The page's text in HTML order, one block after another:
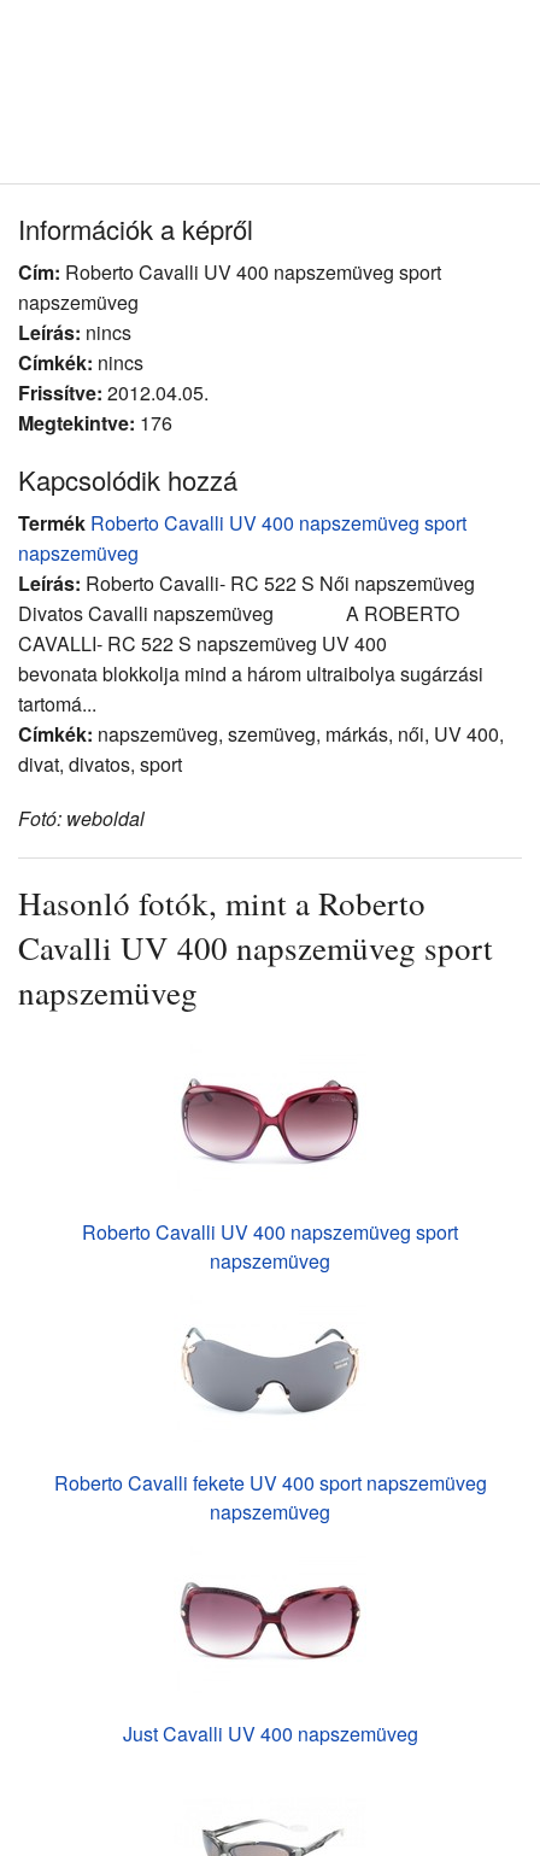
Információk a képről
Cím: Roberto Cavalli UV 400 napszemüveg sport
napszemüveg
Leírás: nincs
Címkék: nincs
Frissítve: 2012.04.05.
Megtekintve: 176
Kapcsolódik hozzá
Termék Roberto Cavalli UV 400 napszemüveg sport
napszemüveg
Leírás: Roberto Cavalli- RC 522 S Női napszemüveg
Divatos Cavalli napszemüveg A ROBERTO
CAVALLI- RC 522 S napszemüveg UV 400
bevonata blokkolja mind a három ultraibolya sugárzási
tartomá...
Címkék: napszemüveg, szemüveg, márkás, női, UV 400,
divat, divatos, sport
Fotó: weboldal
Hasonló fotók, mint a Roberto
Cavalli UV 400 napszemüveg sport
napszemüveg
Roberto Cavalli UV 400 napszemüveg sport
napszemüveg
Roberto Cavalli fekete UV 400 sport napszemüveg
napszemüveg
Just Cavalli UV 400 napszemüveg